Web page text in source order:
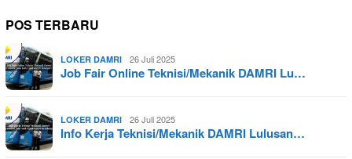
POS TERBARU
LOKER DAMRI 26 Juli 2025
Job Fair Online Teknisi/Mekanik DAMRI Lu…
LOKER DAMRI 26 Juli 2025
Info Kerja Teknisi/Mekanik DAMRI Lulusan…